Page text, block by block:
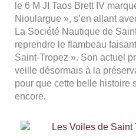
le 6 M JI Taos Brett IV
Nioulargue », s’en allant
La Société Nautique de
reprendre le flambeau
Saint-Tropez ». Son actuel
veille désormais à la
pour que cette belle histoire
encore.